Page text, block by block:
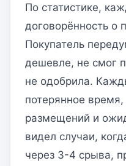
По статистике,
договорённость о
Покупатель
дешевле, не смог
не одобрила.
потерянное
размещений и
видел случаи,
через 3-4 срыва,